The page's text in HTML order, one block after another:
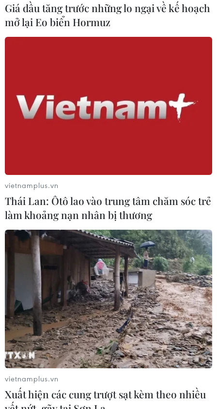
TIN CÙNG CHUYÊN MỤC
Tháo gỡ dứt điểm vướng mắc hiện
hữu dự án Nhà máy điện hạt nhân
Ninh Thuận
07/08/2026 09:27
Giá dầu tăng trước những lo ngại về kế hoạch
mở lại Eo biển Hormuz
vietnamplus.vn
Thái Lan: Ôtô lao vào trung tâm chăm sóc trẻ
làm khoảng nạn nhân bị thương
vietnamplus.vn
Xuất hiện các cung trượt sạt kèm theo nhiều